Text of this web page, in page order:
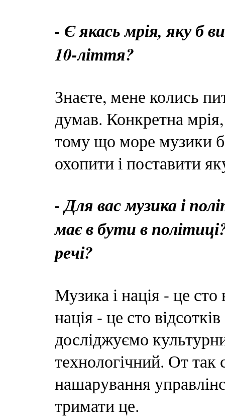
- Є якась мрія, яку б
10-ліття?
Знаєте, мене колись
думав. Конкретна
тому що море музики
охопити і поставити
- Для вас музика і
має в бути в
речі?
Музика і нація - це сто
нація - це сто
досліджуємо
технологічний. От
нашарування
тримати це.